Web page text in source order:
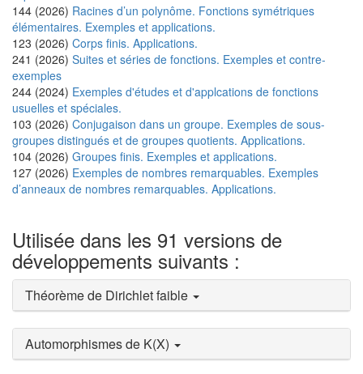
144 (2026) Racines d’un polynôme. Fonctions symétriques
élémentaires. Exemples et applications.
123 (2026) Corps finis. Applications.
241 (2026) Suites et séries de fonctions. Exemples et contre-
exemples
244 (2024) Exemples d'études et d'applcations de fonctions
usuelles et spéciales.
103 (2026) Conjugaison dans un groupe. Exemples de sous-
groupes distingués et de groupes quotients. Applications.
104 (2026) Groupes finis. Exemples et applications.
127 (2026) Exemples de nombres remarquables. Exemples
d’anneaux de nombres remarquables. Applications.
Utilisée dans les 91 versions de
développements suivants :
Théorème de Dirichlet faible
Automorphismes de K(X)